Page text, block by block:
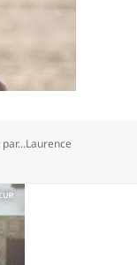
par...Laurence